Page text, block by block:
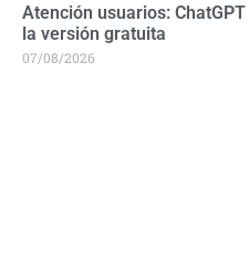
Atención usuarios:
la versión gratuita
07/08/2026